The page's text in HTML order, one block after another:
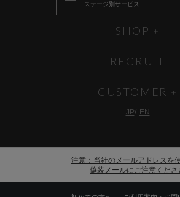
ステージ別サービス
SHOP
RECRUIT
CUSTOMER
JP EN
注意：当社のメールアドレスを
偽装メールにご注意くださ